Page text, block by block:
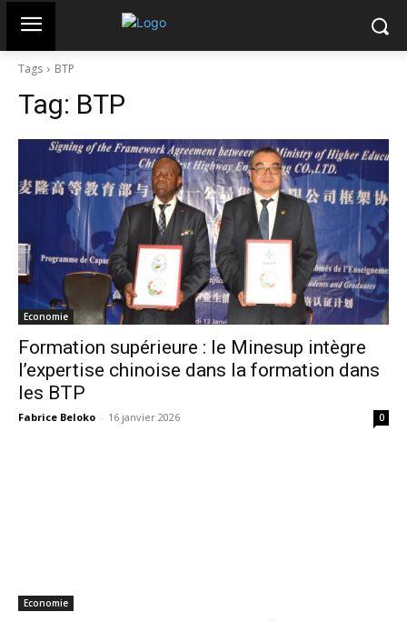
Tags BTP
Tag: BTP
Economie
Formation supérieure : le Minesup intègre
l’expertise chinoise dans la formation dans
les BTP
Fabrice Beloko - 16 janvier 2026 0
Economie